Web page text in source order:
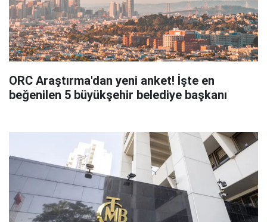
ORC Araştırma'dan yeni anket! İşte en
beğenilen 5 büyükşehir belediye başkanı